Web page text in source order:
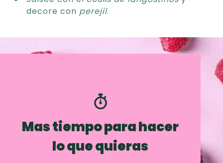
decore con perejil.
Mas tiempo para hacer
lo que quieras